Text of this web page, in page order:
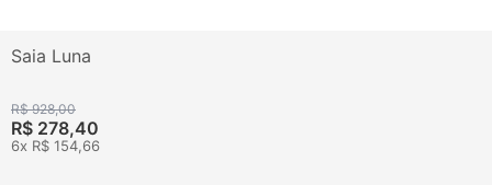
Saia Luna
R$ 928,00
R$ 278,40
6x R$ 154,66